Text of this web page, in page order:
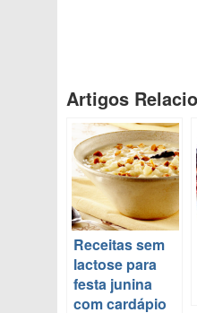
Artigos
Receitas sem
lactose para
festa junina
com cardápio